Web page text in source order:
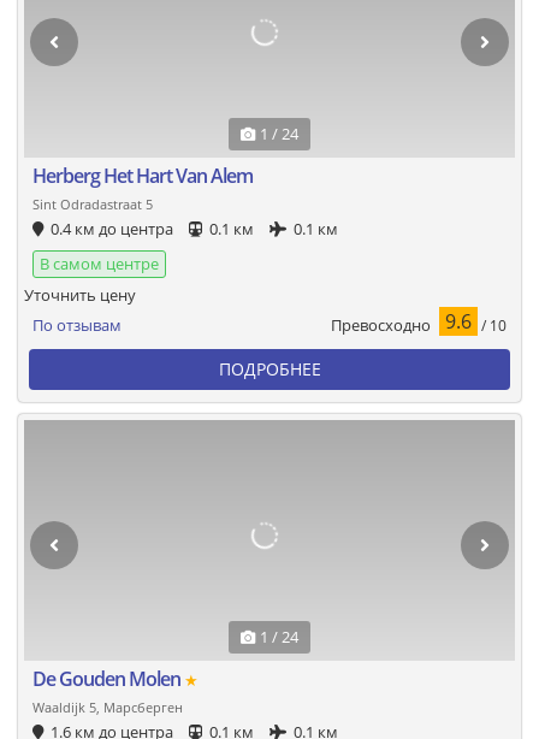
1 / 24
Herberg Het Hart Van Alem
Sint Odradastraat 5
0.4 км до центра 0.1 км
0.1 км
В самом центре
По отзывам Превосходно 9.6 / 10
Уточнить цену
ПОДРОБНЕЕ
1 / 24
De Gouden Molen ★
Waaldijk 5, Марсберген
1.6 км до центра 0.1 км 0.1 км